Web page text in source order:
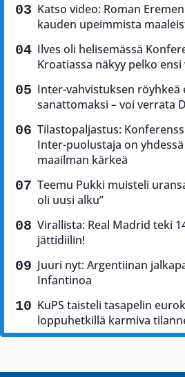
Katso video: Roman
kauden upeimmista
Ilves oli helisemässä
Kroatiassa näkyy pelko
Inter-vahvistuksen röyhkeä
sanattomaksi – voi verrata
Tilastopaljastus:
Inter-puolustaja on
maailman kärkeä
Teemu Pukki muisteli
oli uusi alku”
Virallista: Real Madrid teki
jättidiilin!
Juuri nyt: Argentiinan
Infantinoa
KuPS taisteli tasapelin
loppuhetkillä karmiva